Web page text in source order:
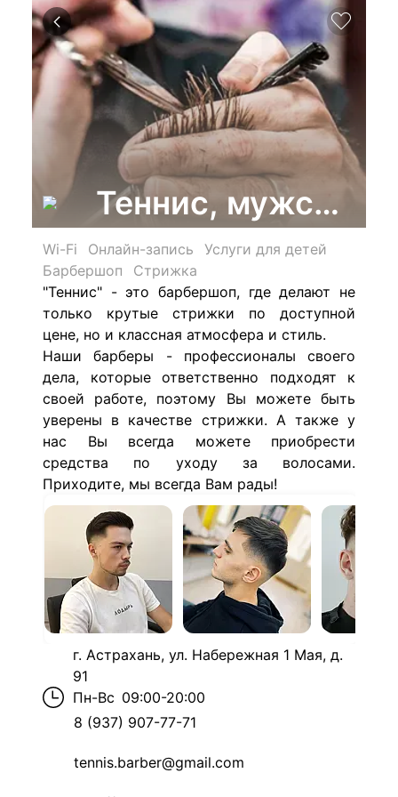
Теннис, мужская
Wi-Fi Онлайн-запись
Услуги для детей
Барбершоп
Стрижка
"Теннис" - это барбершоп, где делают не
только крутые стрижки по доступной
цене, но и классная атмосфера и стиль.
Наши барберы - профессионалы своего
дела, которые ответственно подходят к
своей работе, поэтому Вы можете быть
уверены в качестве стрижки. А также у
нас Вы всегда можете приобрести
средства по уходу за волосами.
Приходите, мы всегда Вам рады!
г. Астрахань, ул. Набережная 1 Мая, д.
91
Пн-Вс 09:00-20:00
8 (937) 907-77-71
tennis.barber@gmail.com